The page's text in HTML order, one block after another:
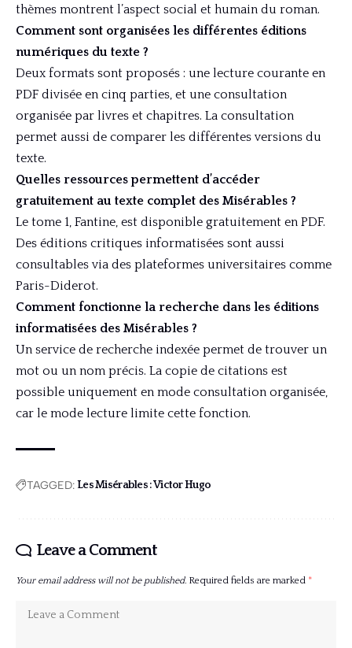
thèmes montrent l’aspect social et humain du roman.
Comment sont organisées les différentes éditions
numériques du texte ?
Deux formats sont proposés : une lecture courante en
PDF divisée en cinq parties, et une consultation
organisée par livres et chapitres. La consultation
permet aussi de comparer les différentes versions du
texte.
Quelles ressources permettent d’accéder
gratuitement au texte complet des Misérables ?
Le tome 1, Fantine, est disponible gratuitement en PDF.
Des éditions critiques informatisées sont aussi
consultables via des plateformes universitaires comme
Paris-Diderot.
Comment fonctionne la recherche dans les éditions
informatisées des Misérables ?
Un service de recherche indexée permet de trouver un
mot ou un nom précis. La copie de citations est
possible uniquement en mode consultation organisée,
car le mode lecture limite cette fonction.
TAGGED:Les Misérables : Victor Hugo
Leave a Comment
Your email address will not be published. Required fields are marked *